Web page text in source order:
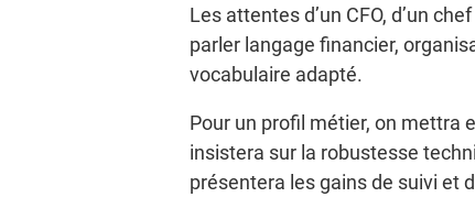
Les attentes d’un CFO, d’un
parler langage financier,
vocabulaire adapté.
Pour un profil métier, on mettra
insistera sur la robustesse
présentera les gains de suivi et